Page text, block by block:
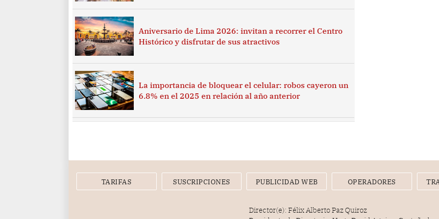
Aniversario de Lima 2026: invitan a recorrer el Centro
Histórico y disfrutar de sus atractivos
La importancia de bloquear el celular: robos cayeron un
6.8% en el 2025 en relación al año anterior
TARIFAS SUSCRIPCIONES PUBLICIDAD WEB OPERADORES
Director(e): Félix Alberto Paz Quiroz